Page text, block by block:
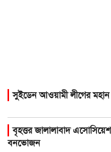
সুইডেন আওয়ামী লীগের মহান
বৃহত্তর জালালাবাদ
বনভোজন